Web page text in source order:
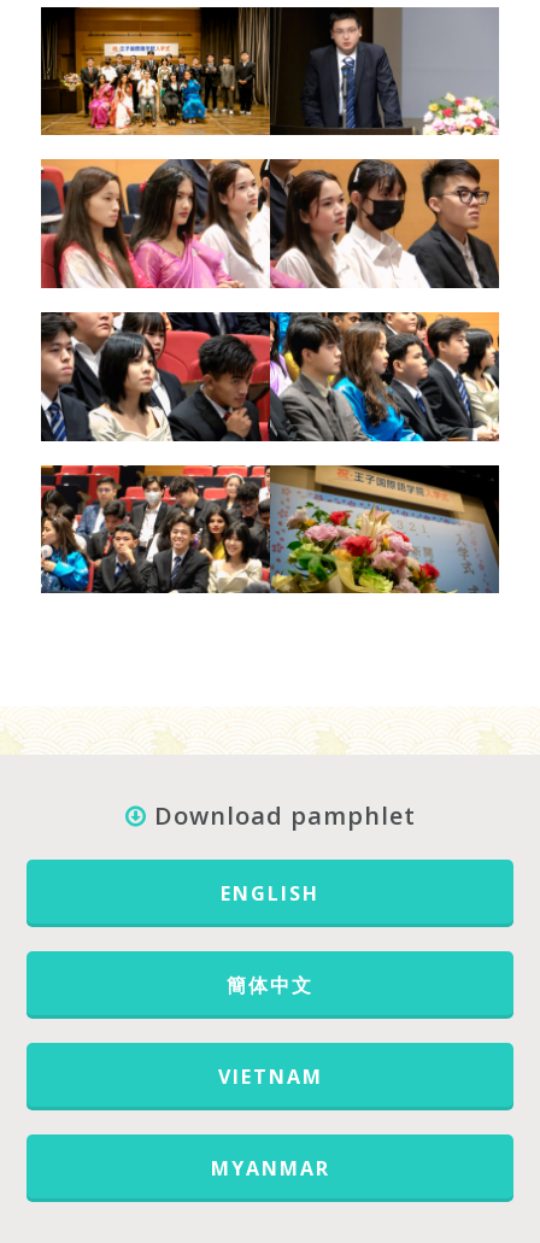
Download pamphlet
ENGLISH
簡体中文
VIETNAM
MYANMAR